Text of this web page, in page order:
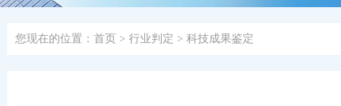
您现在的位置： 首页 > 行业判定 > 科技成果鉴定